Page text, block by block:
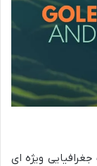
ویژه ای